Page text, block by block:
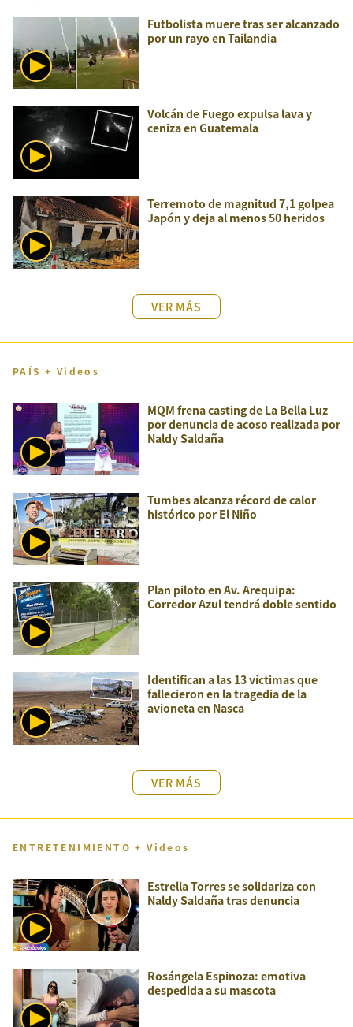
Futbolista muere tras ser alcanzado
por un rayo en Tailandia
Volcán de Fuego expulsa lava y
ceniza en Guatemala
Terremoto de magnitud 7,1 golpea
Japón y deja al menos 50 heridos
VER MÁS
PAÍS + Videos
MQM frena casting de La Bella Luz
por denuncia de acoso realizada por
Naldy Saldaña
Tumbes alcanza récord de calor
histórico por El Niño
Plan piloto en Av. Arequipa:
Corredor Azul tendrá doble sentido
Identifican a las 13 víctimas que
fallecieron en la tragedia de la
avioneta en Nasca
VER MÁS
ENTRETENIMIENTO + Videos
Estrella Torres se solidariza con
Naldy Saldaña tras denuncia
Rosángela Espinoza: emotiva
despedida a su mascota